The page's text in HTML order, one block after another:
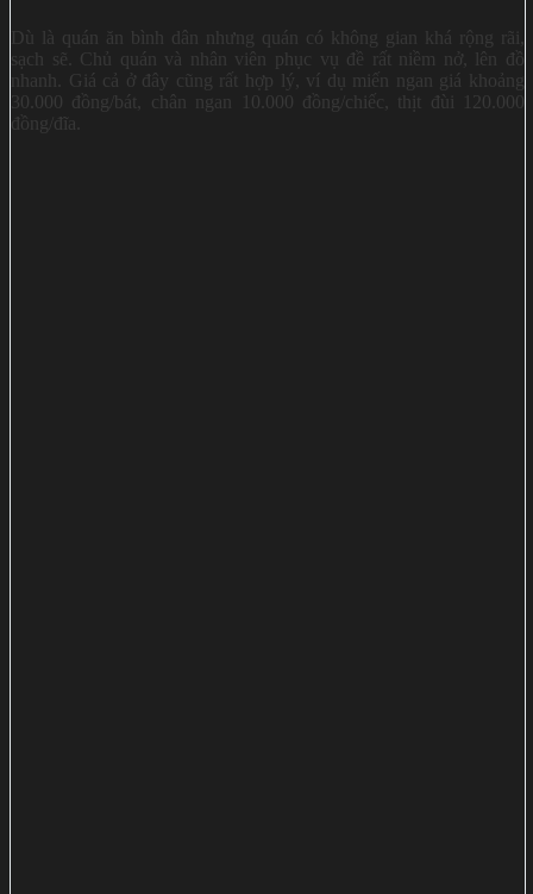
Dù là quán ăn bình dân nhưng quán có không gian khá rộng rãi,
sạch sẽ. Chủ quán và nhân viên phục vụ đề rất niềm nở, lên đồ
nhanh. Giá cả ở đây cũng rất hợp lý, ví dụ miến ngan giá khoảng
30.000 đồng/bát, chân ngan 10.000 đồng/chiếc, thịt đùi 120.000
đồng/đĩa.